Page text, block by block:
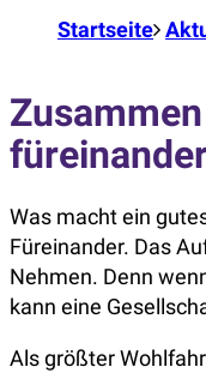
Startseite
Was macht ein
Füreinander. Das
Nehmen. Denn
kann eine
Als größter